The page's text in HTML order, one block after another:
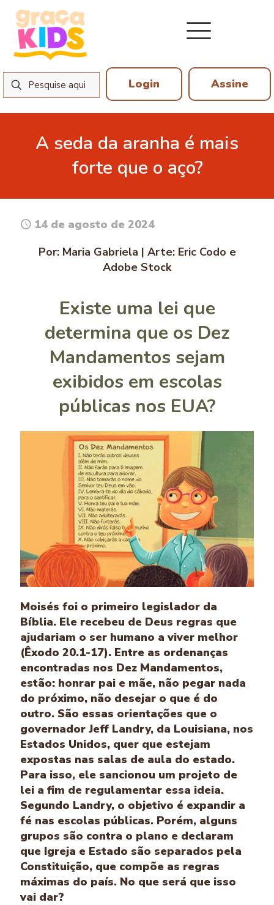
Login Assine
A seda da aranha é mais
forte que o aço?
14 de agosto de 2024
Por: Maria Gabriela | Arte: Eric Codo e
Adobe Stock
Existe uma lei que
determina que os Dez
Mandamentos sejam
exibidos em escolas
públicas nos EUA?
Moisés foi o primeiro legislador da
Bíblia. Ele recebeu de Deus regras que
ajudariam o ser humano a viver melhor
(Êxodo 20.1-17). Entre as ordenanças
encontradas nos Dez Mandamentos,
estão: honrar pai e mãe, não pegar nada
do próximo, não desejar o que é do
outro. São essas orientações que o
governador Jeff Landry, da Louisiana, nos
Estados Unidos, quer que estejam
expostas nas salas de aula do estado.
Para isso, ele sancionou um projeto de
lei a fim de regulamentar essa ideia.
Segundo Landry, o objetivo é expandir a
fé nas escolas públicas. Porém, alguns
grupos são contra o plano e declaram
que Igreja e Estado são separados pela
Constituição, que compõe as regras
máximas do país. No que será que isso
vai dar?